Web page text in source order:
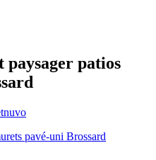
paysager patios